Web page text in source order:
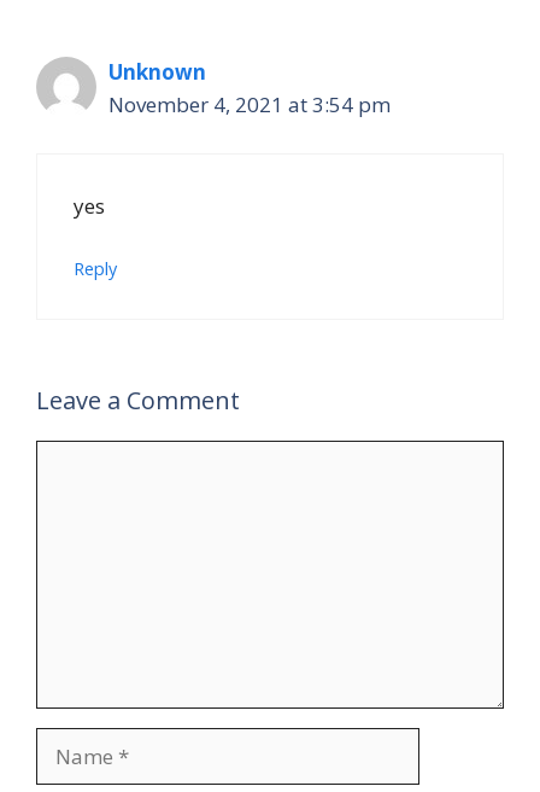
Unknown
November 4, 2021 at 3:54 pm
yes
Reply
Leave a Comment